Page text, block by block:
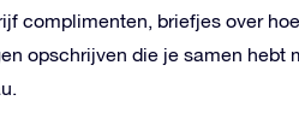
complimenten, briefjes over
opschrijven die je samen